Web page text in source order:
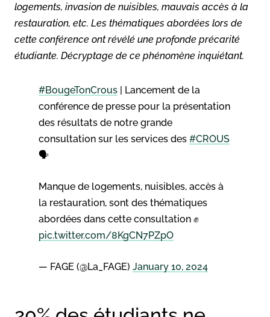
logements, invasion de nuisibles, mauvais accès à la
restauration, etc. Les thématiques abordées lors de
cette conférence ont révélé une profonde précarité
étudiante. Décryptage de ce phénomène inquiétant.
#BougeTonCrous | Lancement de la
conférence de presse pour la présentation
des résultats de notre grande
consultation sur les services des #CROUS
🗣️
Manque de logements, nuisibles, accès à
la restauration, sont des thématiques
abordées dans cette consultation ✊
pic.twitter.com/8KgCN7PZpO
— FAGE (@La_FAGE) January 10, 2024